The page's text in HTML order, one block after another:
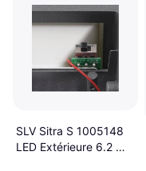
SLV Sitra S 1005148
LED Extérieure 6.2 W